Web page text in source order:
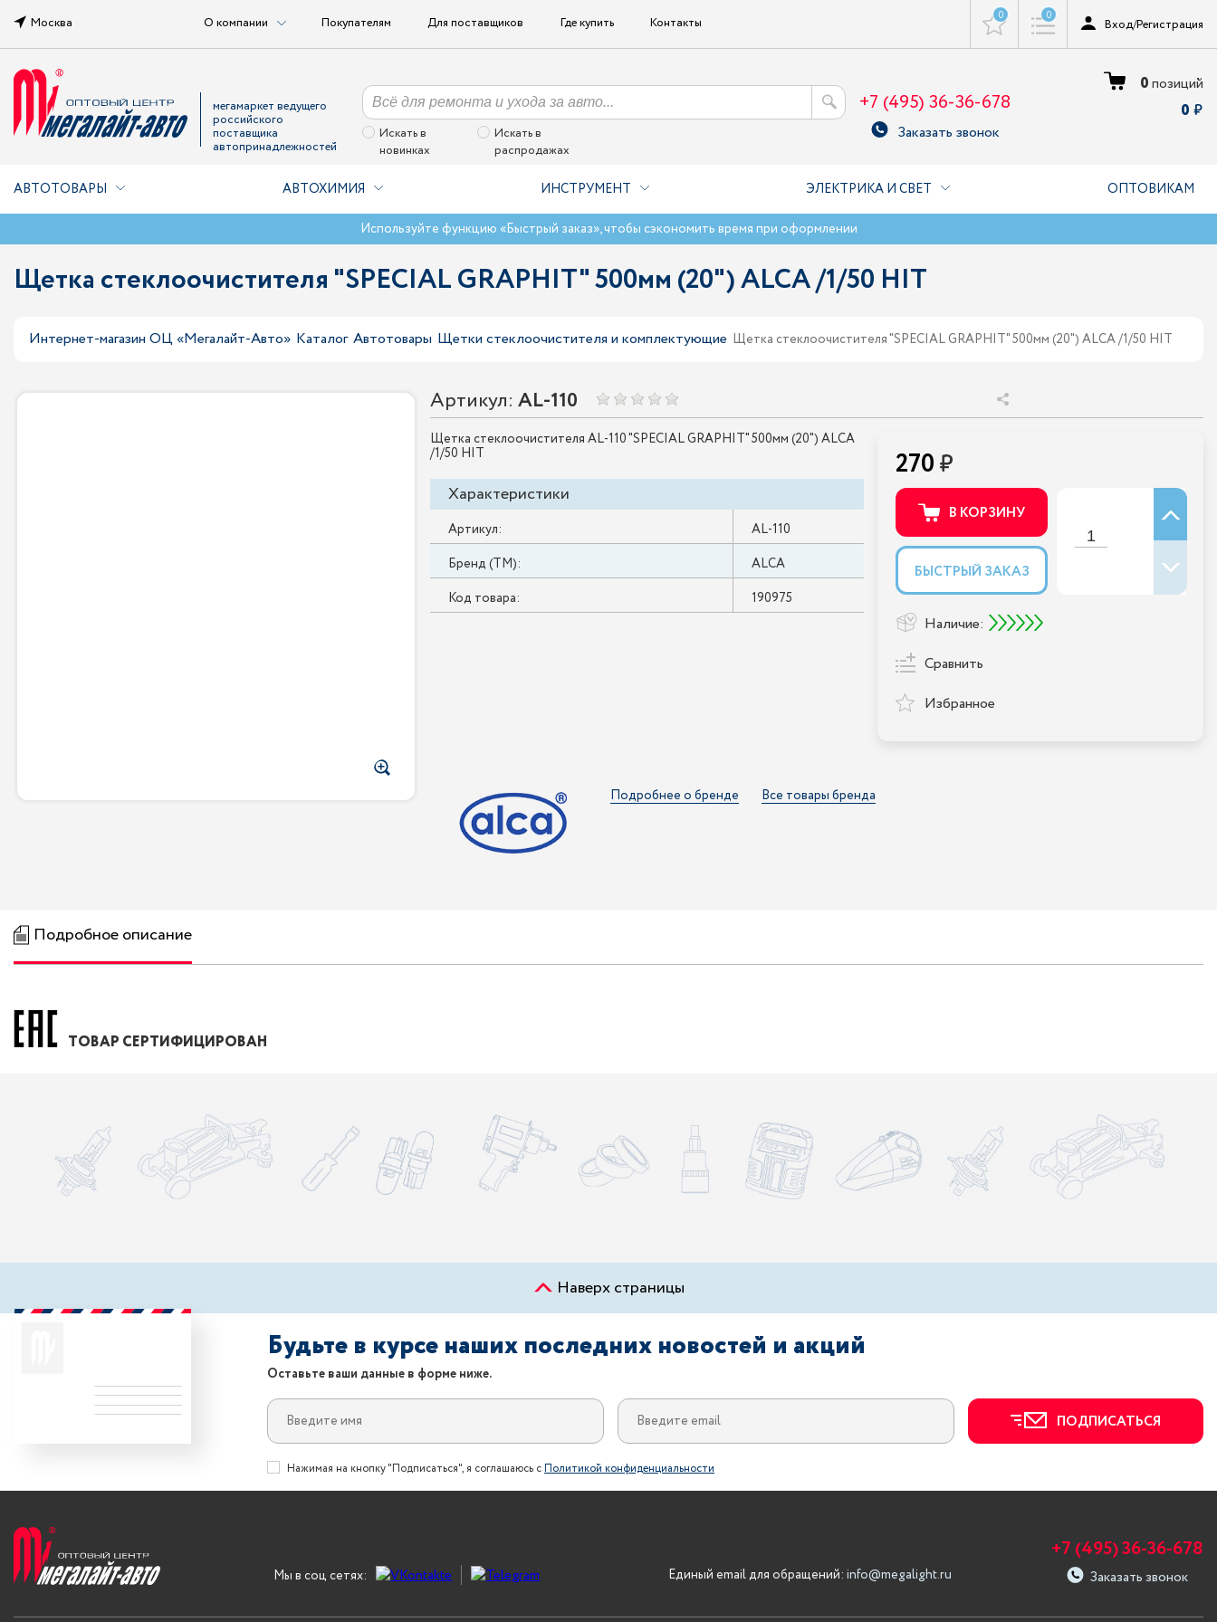
Москва О компании Покупателям Для поставщиков Где купить Контакты 0 0
Вход/Регистрация
мегамаркет ведущего
российского
поставщика
автопринадлежностей
Искать в
новинках
Искать в
распродажах
+7 (495) 36-36-678
Заказать звонок
0позиций
0
АВТОТОВАРЫ АВТОХИМИЯ ИНСТРУМЕНТ ЭЛЕКТРИКА И СВЕТ ОПТОВИКАМ
Используйте функцию «Быстрый заказ», чтобы сэкономить время при оформлении
Щетка стеклоочистителя "SPECIAL GRAPHIT" 500мм (20") ALCA /1/50 HIT
Интернет-магазин ОЦ «Мегалайт-Авто» Каталог Автотовары Щетки стеклоочистителя и комплектующие Щетка стеклоочистителя "SPECIAL GRAPHIT" 500мм (20") ALCA /1/50 HIT
Артикул: AL-110
Щетка стеклоочистителя AL-110 "SPECIAL GRAPHIT" 500мм (20") ALCA
/1/50 HIT
Характеристики
Артикул:
AL-110
Бренд (ТМ):
ALCA
Код товара:
190975
270
В КОРЗИНУ
БЫСТРЫЙ ЗАКАЗ
Наличие:
Сравнить
Избранное
Подробнее о бренде Все товары бренда
Подробное описание
ТОВАР СЕРТИФИЦИРОВАН
Наверх страницы
Будьте в курсе наших последних новостей и акций
Оставьте ваши данные в форме ниже.
ПОДПИСАТЬСЯ
Нажимая на кнопку "Подписаться", я соглашаюсь сПолитикой конфиденциальности
Мы в соц сетях: Единый email для обращений: info@megalight.ru
+7 (495) 36-36-678
Заказать звонок